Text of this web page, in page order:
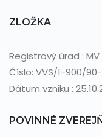
ZLOŽKA
Registrový úrad : MV
Číslo: VVS/1-900/
Dátum vzniku :
POVINNÉ